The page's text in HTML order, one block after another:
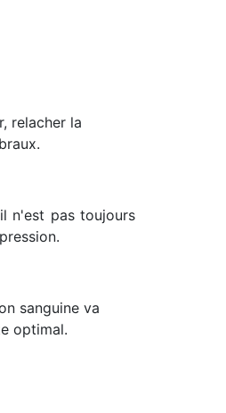
relacher la
n'est pas toujours
sanguine va
optimal.